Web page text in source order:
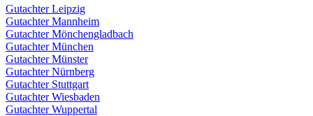
Gutachter Leipzig
Gutachter Mannheim
Gutachter Mönchengladbach
Gutachter München
Gutachter Münster
Gutachter Nürnberg
Gutachter Stuttgart
Gutachter Wiesbaden
Gutachter Wuppertal